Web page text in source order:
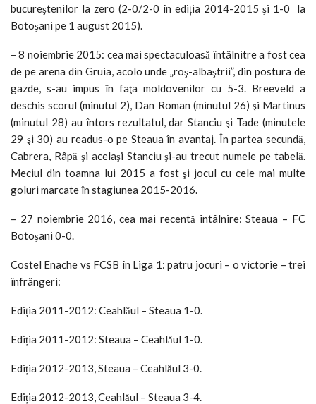
bucureştenilor la zero (2-0/2-0 în ediția 2014-2015 şi 1-0 la
Botoşani pe 1 august 2015).
– 8 noiembrie 2015: cea mai spectaculoasă întâlnitre a fost cea
de pe arena din Gruia, acolo unde „roş-albaştrii”, din postura de
gazde, s-au impus în faţa moldovenilor cu 5-3. Breeveld a
deschis scorul (minutul 2), Dan Roman (minutul 26) şi Martinus
(minutul 28) au întors rezultatul, dar Stanciu şi Tade (minutele
29 şi 30) au readus-o pe Steaua în avantaj. În partea secundă,
Cabrera, Râpă şi acelaşi Stanciu şi-au trecut numele pe tabelă.
Meciul din toamna lui 2015 a fost şi jocul cu cele mai multe
goluri marcate în stagiunea 2015-2016.
– 27 noiembrie 2016, cea mai recentă întâlnire: Steaua – FC
Botoşani 0-0.
Costel Enache vs FCSB în Liga 1: patru jocuri – o victorie – trei
înfrângeri:
Ediția 2011-2012: Ceahlăul – Steaua 1-0.
Ediția 2011-2012: Steaua – Ceahlăul 1-0.
Ediția 2012-2013, Steaua – Ceahlăul 3-0.
Ediția 2012-2013, Ceahlăul – Steaua 3-4.